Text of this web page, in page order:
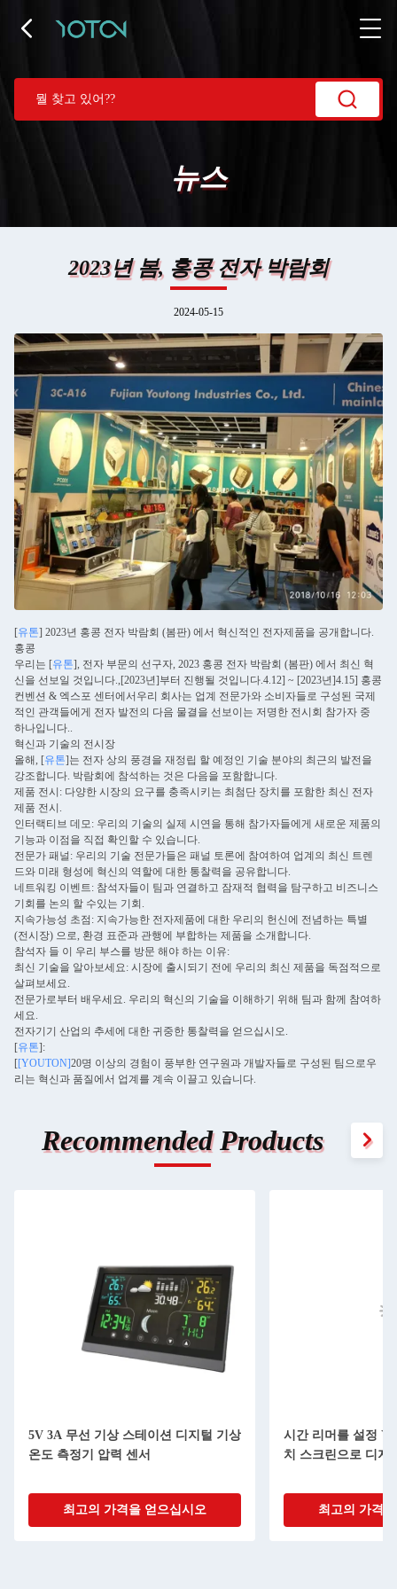
뉴스
2023년 봄, 홍콩 전자 박람회
2024-05-15
[유톤] 2023년 홍콩 전자 박람회 (봄판) 에서 혁신적인 전자제품을 공개합니다.
홍콩
우리는 [유톤], 전자 부문의 선구자, 2023 홍콩 전자 박람회 (봄판) 에서 최신 혁
신을 선보일 것입니다.,[2023년]부터 진행될 것입니다.4.12] ~ [2023년]4.15] 홍콩
컨벤션 & 엑스포 센터에서우리 회사는 업계 전문가와 소비자들로 구성된 국제
적인 관객들에게 전자 발전의 다음 물결을 선보이는 저명한 전시회 참가자 중
하나입니다..
혁신과 기술의 전시장
올해, [유톤]는 전자 상의 풍경을 재정립 할 예정인 기술 분야의 최근의 발전을
강조합니다. 박람회에 참석하는 것은 다음을 포함합니다.
제품 전시: 다양한 시장의 요구를 충족시키는 최첨단 장치를 포함한 최신 전자
제품 전시.
인터랙티브 데모: 우리의 기술의 실제 시연을 통해 참가자들에게 새로운 제품의
기능과 이점을 직접 확인할 수 있습니다.
전문가 패널: 우리의 기술 전문가들은 패널 토론에 참여하여 업계의 최신 트렌
드와 미래 형성에 혁신의 역할에 대한 통찰력을 공유합니다.
네트워킹 이벤트: 참석자들이 팀과 연결하고 잠재적 협력을 탐구하고 비즈니스
기회를 논의 할 수있는 기회.
지속가능성 초점: 지속가능한 전자제품에 대한 우리의 헌신에 전념하는 특별
(전시장) 으로, 환경 표준과 관행에 부합하는 제품을 소개합니다.
참석자 들 이 우리 부스를 방문 해야 하는 이유:
최신 기술을 알아보세요: 시장에 출시되기 전에 우리의 최신 제품을 독점적으로
살펴보세요.
전문가로부터 배우세요. 우리의 혁신의 기술을 이해하기 위해 팀과 함께 참여하
세요.
전자기기 산업의 추세에 대한 귀중한 통찰력을 얻으십시오.
[유톤]:
[[YOUTON]20명 이상의 경험이 풍부한 연구원과 개발자들로 구성된 팀으로우
리는 혁신과 품질에서 업계를 계속 이끌고 있습니다.
Recommended Products
5V 3A 무선 기상 스테이션 디지털 기상
온도 측정기 압력 센서
최고의 가격을 얻으십시오
시간 리머를 설정
치 스크린으로 디지
최고의 가격